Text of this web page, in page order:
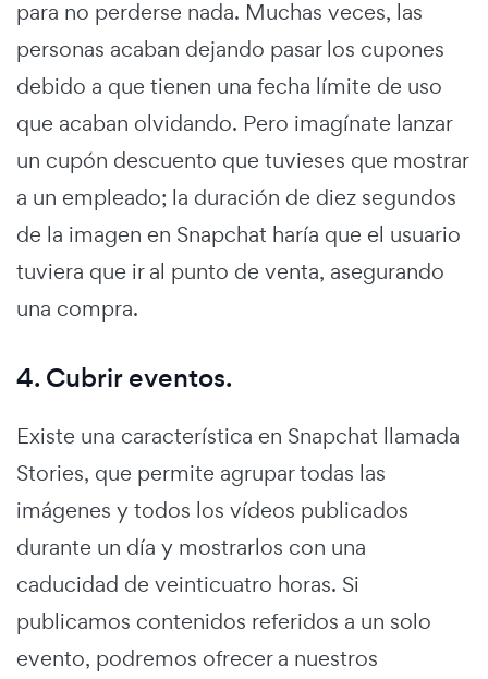
para no perderse nada. Muchas veces, las
personas acaban dejando pasar los cupones
debido a que tienen una fecha límite de uso
que acaban olvidando. Pero imagínate lanzar
un cupón descuento que tuvieses que mostrar
a un empleado; la duración de diez segundos
de la imagen en Snapchat haría que el usuario
tuviera que ir al punto de venta, asegurando
una compra.
4. Cubrir eventos.
Existe una característica en Snapchat llamada
Stories, que permite agrupar todas las
imágenes y todos los vídeos publicados
durante un día y mostrarlos con una
caducidad de veinticuatro horas. Si
publicamos contenidos referidos a un solo
evento, podremos ofrecer a nuestros